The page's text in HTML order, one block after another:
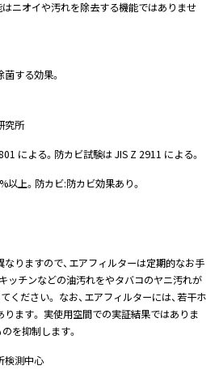
ニオイや汚れを除去する機能ではありませ
する効果。
究所
による。防カビ試験は JIS Z 2911 による。
以上。防カビ:防カビ効果あり。
りますので、エアフィルターは定期的なお手
ッチンなどの油汚れをやタバコのヤニ汚れが
ください。 なお、エアフィルターには、若干ホ
ます。 実使用空間での実証結果ではありま
を抑制します。
検測中心